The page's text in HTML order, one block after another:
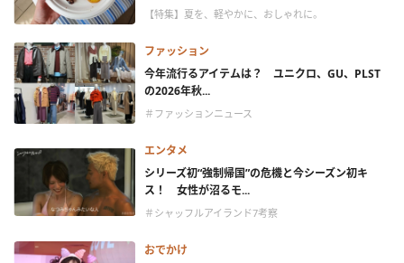
【特集】夏を、軽やかに、おしゃれに。
ファッション
今年流行るアイテムは？ ユニクロ、GU、PLST
の2026年秋...
＃ファッションニュース
エンタメ
シリーズ初“強制帰国”の危機と今シーズン初キ
ス！ 女性が沼るモ...
＃シャッフルアイランド7考察
おでかけ